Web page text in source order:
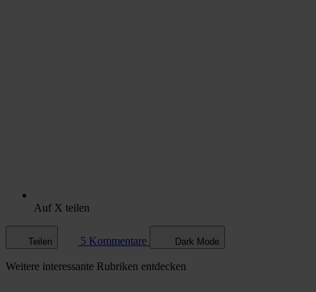
Auf X teilen
Teilen 5 Kommentare Dark Mode
Weitere interessante Rubriken entdecken